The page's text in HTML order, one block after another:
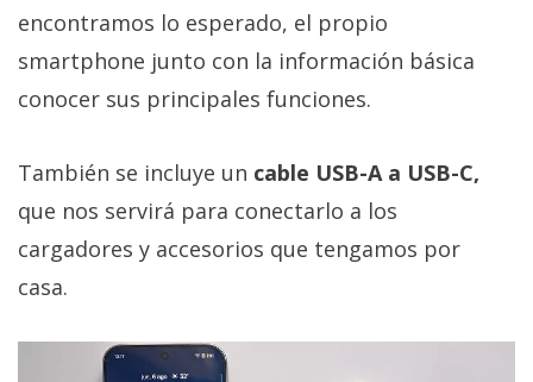
encontramos lo esperado, el propio
smartphone junto con la información básica
conocer sus principales funciones.
También se incluye un cable USB-A a USB-C,
que nos servirá para conectarlo a los
cargadores y accesorios que tengamos por
casa.